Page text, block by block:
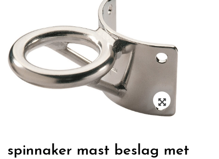
Zoom
spinnaker mast beslag met